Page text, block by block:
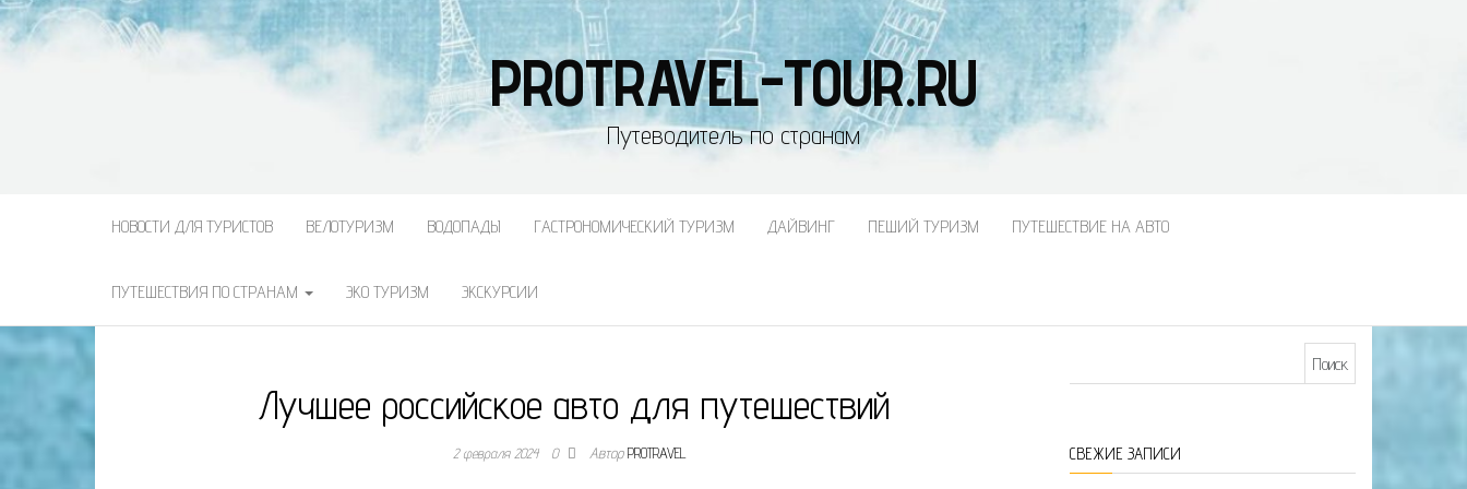
PROTRAVEL-TOUR.RU
Путеводитель по странам
НОВОСТИ ДЛЯ ТУРИСТОВ ВЕЛОТУРИЗМ ВОДОПАДЫ ГАСТРОНОМИЧЕСКИЙ ТУРИЗМ ДАЙВИНГ ПЕШИЙ ТУРИЗМ ПУТЕШЕСТВИЕ НА АВТО
ПУТЕШЕСТВИЯ ПО СТРАНАМ ЭКО ТУРИЗМ ЭКСКУРСИИ
Лучшее российское авто для путешествий
2 февраля 2024 0 АвторPROTRAVEL СВЕЖИЕ ЗАПИСИ